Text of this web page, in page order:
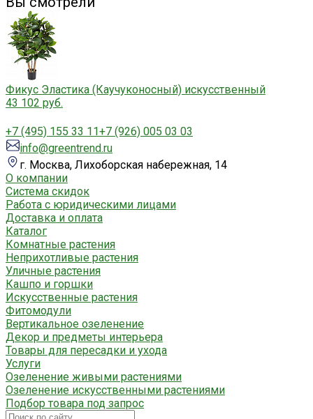
Фикус Эластика (Каучуконосный) искусственный
43 102 руб.
+7 (495) 155 33 11+7 (926) 005 03 03
info@greentrend.ru
г. Москва, Лихоборская набережная, 14
О компании
Система скидок
Работа с юридическими лицами
Доставка и оплата
Каталог
Комнатные растения
Неприхотливые растения
Уличные растения
Кашпо и горшки
Искусственные растения
Фитомодули
Вертикальное озеленение
Декор и предметы интерьера
Товары для пересадки и ухода
Услуги
Озеленение живыми растениями
Озеленение искусственными растениями
Подбор товара под запрос